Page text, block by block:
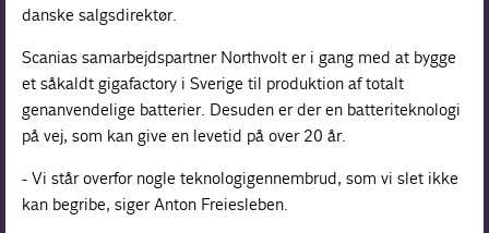
danske salgsdirektør.
Scanias samarbejdspartner Northvolt er i gang med at bygge
et såkaldt gigafactory i Sverige til produktion af totalt
genanvendelige batterier. Desuden er der en batteriteknologi
på vej, som kan give en levetid på over 20 år.
- Vi står overfor nogle teknologigennembrud, som vi slet ikke
kan begribe, siger Anton Freiesleben.